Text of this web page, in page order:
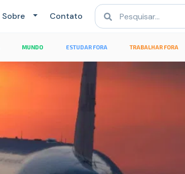
Sobre Contato
MUNDO ESTUDAR FORA TRABALHAR FORA